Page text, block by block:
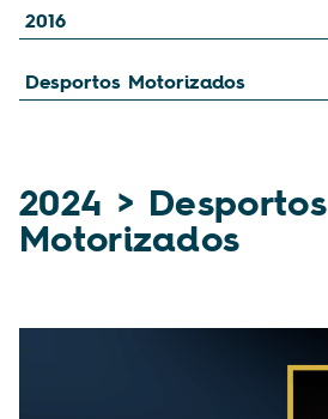
2024 > Desportos
Motorizados